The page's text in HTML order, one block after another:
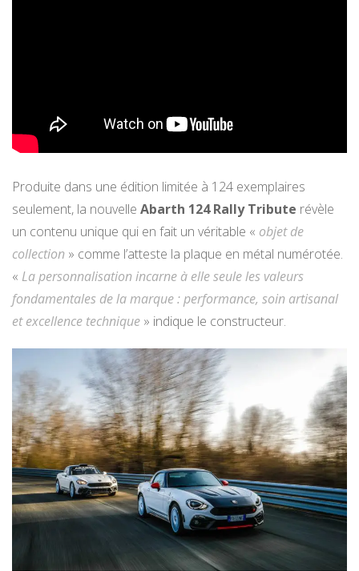
Produite dans une édition limitée à 124 exemplaires
seulement, la nouvelle Abarth 124 Rally Tribute révèle
un contenu unique qui en fait un véritable « objet de
collection » comme l’atteste la plaque en métal numérotée.
« La personnalisation incarne à elle seule les valeurs
fondamentales de la marque : performance, soin artisanal
et excellence technique » indique le constructeur.